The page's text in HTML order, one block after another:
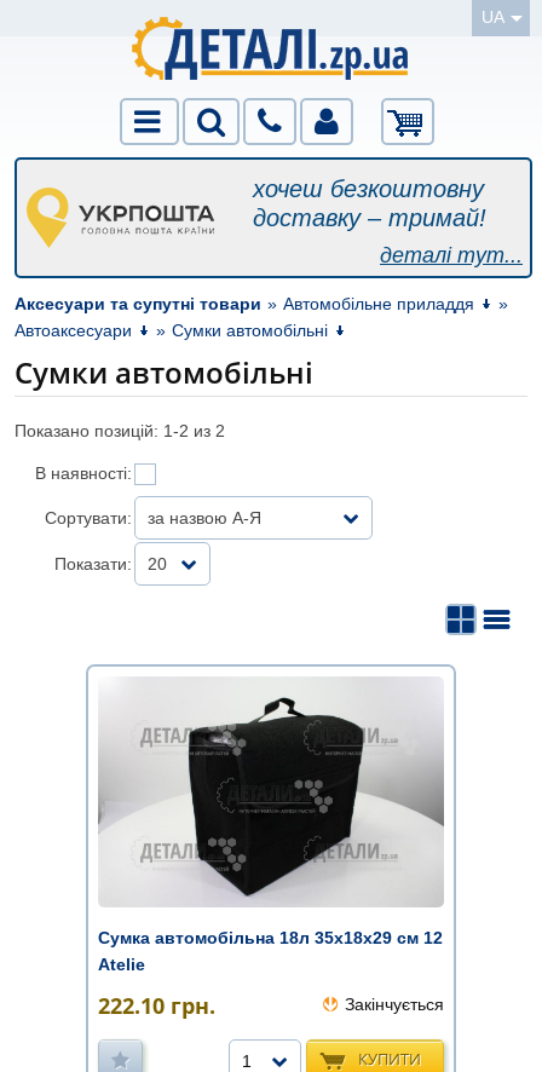
UA
хочеш безкоштовну
доставку – тримай!
деталі тут...
Аксесуари та супутні товари » Автомобільне приладдя
»
Автоаксесуари
» Сумки автомобільні
Сумки автомобільні
Показано позицій: 1-2 из 2
В наявності:
Сортувати: за назвою А-Я
Показати: 20
Сумка автомобільна 18л 35х18х29 см 12
Atelie
222.10 грн. Закінчується
КУПИТИ
1